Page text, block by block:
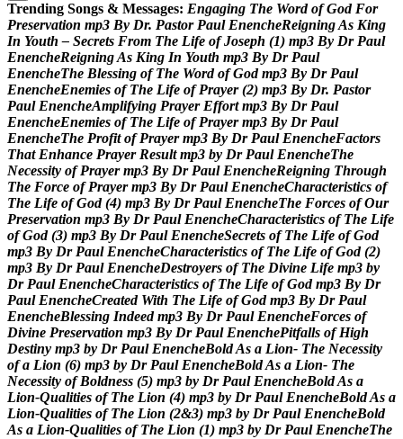
Trending Songs & Messages: Engaging The Word of God For
Preservation mp3 By Dr. Pastor Paul EnencheReigningAs King
In Youth – Secrets From The Life of Joseph (1) mp3 By Dr Paul
EnencheReigningAs King In Youth mp3 By Dr Paul
EnencheThe Blessing of The Word of God mp3 By Dr Paul
EnencheEnemies of The Life of Prayer (2) mp3 By Dr. Pastor
Paul EnencheAmplifying Prayer Effort mp3 By Dr Paul
EnencheEnemies of The Life of Prayer mp3 By Dr Paul
EnencheThe Profit of Prayer mp3 By Dr Paul EnencheFactors
That Enhance Prayer Result mp3 by Dr Paul EnencheThe
Necessity of Prayer mp3 By Dr Paul EnencheReigning Through
The Force of Prayer mp3 By Dr Paul EnencheCharacteristics of
The Life of God (4) mp3 By Dr Paul EnencheThe Forces of Our
Preservation mp3 By Dr Paul EnencheCharacteristics of The Life
of God (3) mp3 By Dr Paul EnencheSecrets of The Life of God
mp3 By Dr Paul EnencheCharacteristics of The Life of God (2)
mp3 By Dr Paul EnencheDestroyers of The Divine Life mp3 by
Dr Paul EnencheCharacteristics of The Life of God mp3 By Dr
Paul EnencheCreated With The Life of God mp3 By Dr Paul
EnencheBlessing Indeed mp3 By Dr Paul EnencheForces of
Divine Preservation mp3 By Dr Paul EnenchePitfalls of High
Destiny mp3 by Dr Paul EnencheBoldAs a Lion- The Necessity
of a Lion (6) mp3 by Dr Paul EnencheBoldAs a Lion- The
Necessity of Boldness (5) mp3 by Dr Paul EnencheBoldAs a
Lion-Qualities of The Lion (4) mp3 by Dr Paul EnencheBoldAs a
Lion-Qualities of The Lion (2&3) mp3 by Dr Paul EnencheBold
As a Lion-Qualities of The Lion (1) mp3 by Dr Paul EnencheThe